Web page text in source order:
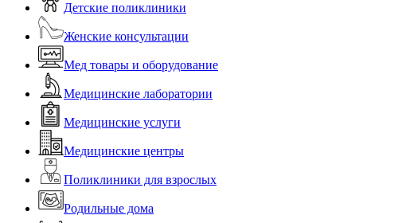
Детские поликлиники
Женские консультации
Мед товары и оборудование
Медицинские лаборатории
Медицинские услуги
Медицинские центры
Поликлиники для взрослых
Родильные дома